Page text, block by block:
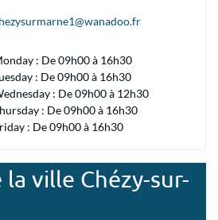
: De 09h00 à 16h30
: De 09h00 à 16h30
: De 09h00 à 12h30
: De 09h00 à 16h30
: De 09h00 à 16h30
la ville Chézy-sur-